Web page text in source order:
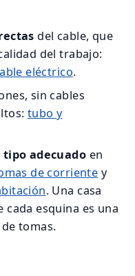
del cable, que
del trabajo:
eléctrico.
sin cables
tubo y
tipo adecuado en
de corriente y
. Una casa
cada esquina es una
tomas.